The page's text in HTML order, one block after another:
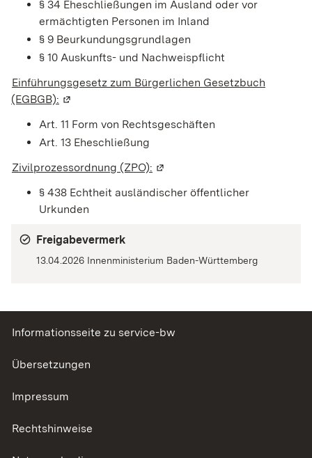
§ 34 Eheschließungen im Ausland oder vor
ermächtigten Personen im Inland
§ 9 Beurkundungsgrundlagen
§ 10 Auskunfts- und Nachweispflicht
Einführungsgesetz zum Bürgerlichen Gesetzbuch
(EGBGB): (Wird in einem neuen Fenster geöffnet)
Art. 11 Form von Rechtsgeschäften
Art. 13 Eheschließung
Zivilprozessordnung (ZPO): (Wird in einem neuen Fenster
§ 438 Echtheit ausländischer öffentlicher
Urkunden
Freigabevermerk
13.04.2026 Innenministerium Baden-Württemberg
Informationsseite zu service-bw
Übersetzungen
Impressum
Rechtshinweise